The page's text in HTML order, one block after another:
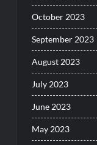
October 2023
September 2023
August 2023
July 2023
June 2023
May 2023